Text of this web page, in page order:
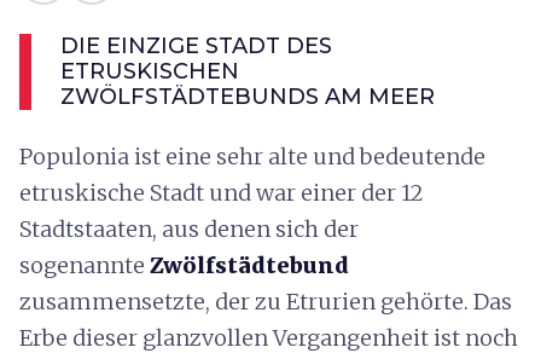
DIE EINZIGE STADT DES
ETRUSKISCHEN
ZWÖLFSTÄDTEBUNDS AM MEER
Populonia ist eine sehr alte und bedeutende
etruskische Stadt und war einer der 12
Stadtstaaten, aus denen sich der
sogenannte Zwölfstädtebund
zusammensetzte, der zu Etrurien gehörte. Das
Erbe dieser glanzvollen Vergangenheit ist noch